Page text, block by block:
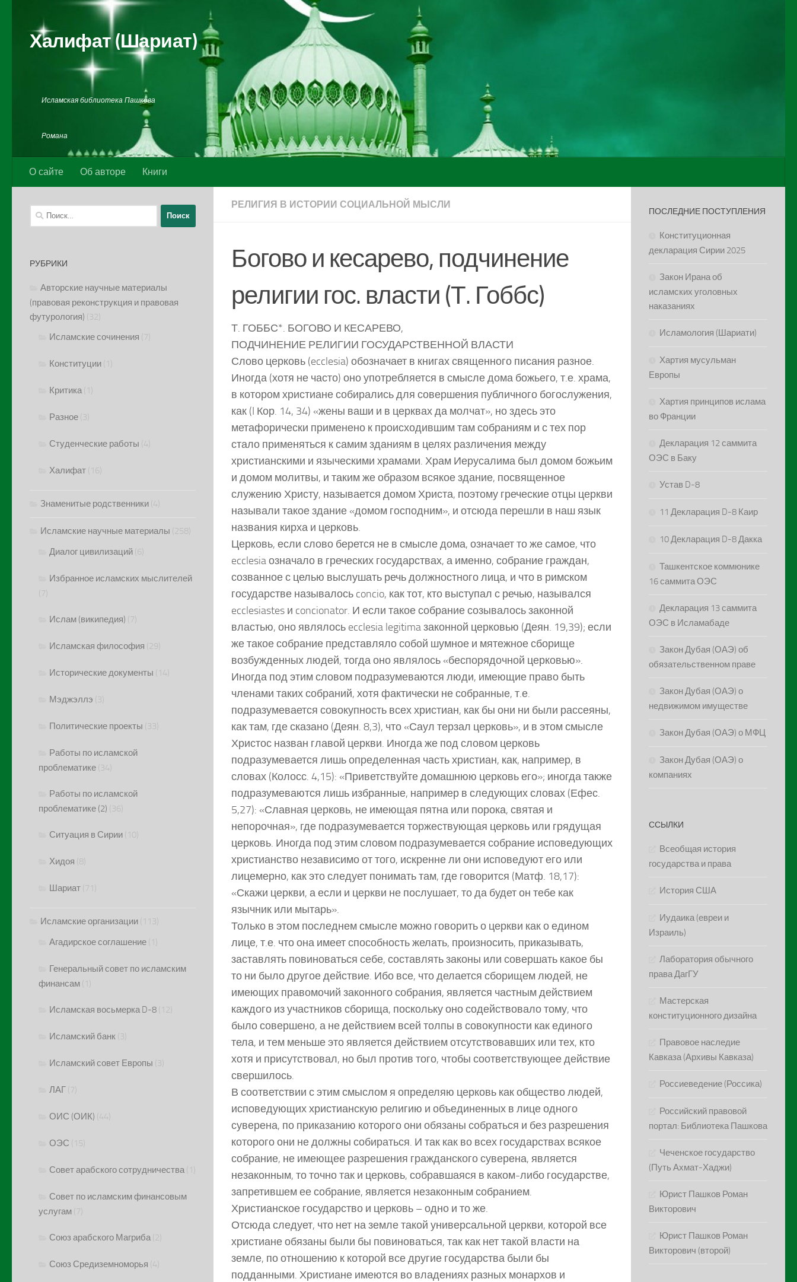
Перейти к содержимому
Халифат (Шариат)
Исламская библиотека Пашкова
Романа
О сайте Об авторе Книги
РЕЛИГИЯ В ИСТОРИИ СОЦИАЛЬНОЙ МЫСЛИ
Богово и кесарево, подчинение
религии гос. власти (Т. Гоббс)
Т. ГОББС*. БОГОВО И КЕСАРЕВО,
ПОДЧИНЕНИЕ РЕЛИГИИ ГОСУДАРСТВЕННОЙ ВЛАСТИ
Слово церковь (ecclesia) обозначает в книгах священного писания разное.
Иногда (хотя не часто) оно употребляется в смысле дома божьего, т.е. храма,
в котором христиане собирались для совершения публичного богослужения,
как (I Кор. 14, 34) «жены ваши и в церквах да молчат», но здесь это
метафорически применено к происходившим там собраниям и с тех пор
стало применяться к самим зданиям в целях различения между
христианскими и языческими храмами. Храм Иерусалима был домом божьим
и домом молитвы, и таким же образом всякое здание, посвященное
служению Христу, называется домом Христа, поэтому греческие отцы церкви
называли такое здание «домом господним», и отсюда перешли в наш язык
названия кирха и церковь.
Церковь, если слово берется не в смысле дома, означает то же самое, что
ecclesia означало в греческих государствах, а именно, собрание граждан,
созванное с целью выслушать речь должностного лица, и что в римском
государстве называлось concio, как тот, кто выступал с речью, назывался
ecclesiastes и concionator. И если такое собрание созывалось законной
властью, оно являлось ecclesia legitima законной церковью (Деян. 19,39); если
же такое собрание представляло собой шумное и мятежное сборище
возбужденных людей, тогда оно являлось «беспорядочной церковью».
Иногда под этим словом подразумеваются люди, имеющие право быть
членами таких собраний, хотя фактически не собранные, т.е.
подразумевается совокупность всех христиан, как бы они ни были рассеяны,
как там, где сказано (Деян. 8,3), что «Саул терзал церковь», и в этом смысле
Христос назван главой церкви. Иногда же под словом церковь
подразумевается лишь определенная часть христиан, как, например, в
словах (Колосс. 4,15): «Приветствуйте домашнюю церковь его»; иногда также
подразумеваются лишь избранные, например в следующих словах (Ефес.
5,27): «Славная церковь, не имеющая пятна или порока, святая и
непорочная», где подразумевается торжествующая церковь или грядущая
церковь. Иногда под этим словом подразумевается собрание исповедующих
христианство независимо от того, искренне ли они исповедуют его или
лицемерно, как это следует понимать там, где говорится (Матф. 18,17):
«Скажи церкви, а если и церкви не послушает, то да будет он тебе как
язычник или мытарь».
Только в этом последнем смысле можно говорить о церкви как о едином
лице, т.е. что она имеет способность желать, произносить, приказывать,
заставлять повиноваться себе, составлять законы или совершать какое бы
то ни было другое действие. Ибо все, что делается сборищем людей, не
имеющих правомочий законного собрания, является частным действием
каждого из участников сборища, поскольку оно содействовало тому, что
было совершено, а не действием всей толпы в совокупности как единого
тела, и тем меньше это является действием отсутствовавших или тех, кто
хотя и присутствовал, но был против того, чтобы соответствующее действие
свершилось.
В соответствии с этим смыслом я определяю церковь как общество людей,
исповедующих христианскую религию и объединенных в лице одного
суверена, по приказанию которого они обязаны собраться и без разрешения
которого они не должны собираться. И так как во всех государствах всякое
собрание, не имеющее разрешения гражданского суверена, является
незаконным, то точно так и церковь, собравшаяся в каком-либо государстве,
запретившем ее собрание, является незаконным собранием.
Христианское государство и церковь – одно и то же.
Отсюда следует, что нет на земле такой универсальной церкви, которой все
христиане обязаны были бы повиноваться, так как нет такой власти на
земле, по отношению к которой все другие государства были бы
подданными. Христиане имеются во владениях разных монархов и
Найти:
РУБРИКИ
Авторские научные материалы
(правовая реконструкция и правовая
футурология) (32)
Исламские сочинения (7)
Конституции (1)
Критика (1)
Разное (3)
Студенческие работы (4)
Халифат (16)
Знаменитые родственники (4)
Исламские научные материалы (258)
Диалог цивилизаций (6)
Избранное исламских мыслителей
(7)
Ислам (википедия) (7)
Исламская философия (29)
Исторические документы (14)
Мэджэллэ (3)
Политические проекты (33)
Работы по исламской
проблематике (34)
Работы по исламской
проблематике (2) (36)
Ситуация в Сирии (10)
Хидоя (8)
Шариат (71)
Исламские организации (113)
Агадирское соглашение (1)
Генеральный совет по исламским
финансам (1)
Исламская восьмерка D-8 (12)
Исламский банк (3)
Исламский совет Европы (3)
ЛАГ (7)
ОИС (ОИК) (44)
ОЭС (15)
Совет арабского сотрудничества (1)
Совет по исламским финансовым
услугам (7)
Союз арабского Магриба (2)
Союз Средиземноморья (4)
ПОСЛЕДНИЕ ПОСТУПЛЕНИЯ
Конституционная
декларация Сирии 2025
Закон Ирана об
исламских уголовных
наказаниях
Исламология (Шариати)
Хартия мусульман
Европы
Хартия принципов ислама
во Франции
Декларация 12 саммита
ОЭС в Баку
Устав D-8
11 Декларация D-8 Каир
10 Декларация D-8 Дакка
Ташкентское коммюнике
16 саммита ОЭС
Декларация 13 саммита
ОЭС в Исламабаде
Закон Дубая (ОАЭ) об
обязательственном праве
Закон Дубая (ОАЭ) о
недвижимом имуществе
Закон Дубая (ОАЭ) о МФЦ
Закон Дубая (ОАЭ) о
компаниях
ССЫЛКИ
Всеобщая история
государства и права
История США
Иудаика (евреи и
Израиль)
Лаборатория обычного
права ДагГУ
Мастерская
конституционного дизайна
Правовое наследие
Кавказа (Архивы Кавказа)
Россиеведение (Россика)
Российский правовой
портал: Библиотека Пашкова
Чеченское государство
(Путь Ахмат-Хаджи)
Юрист Пашков Роман
Викторович
Юрист Пашков Роман
Викторович (второй)